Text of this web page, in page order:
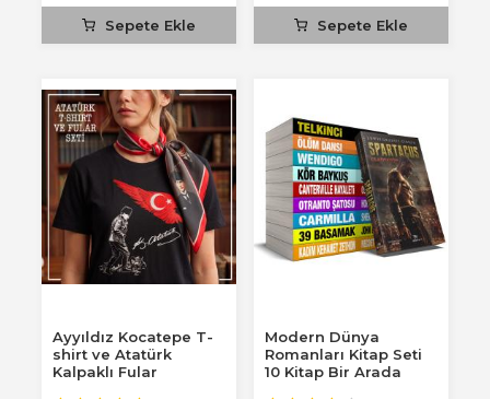
Sepete Ekle Sepete Ekle
Ayyıldız Kocatepe T-
shirt ve Atatürk
Kalpaklı Fular
Modern Dünya
Romanları Kitap Seti
10 Kitap Bir Arada